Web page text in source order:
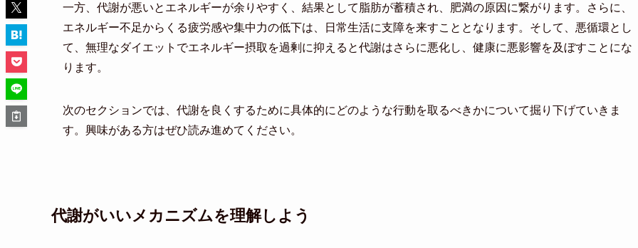
一方、代謝が悪いとエネルギーが余りやすく、結果として脂肪が蓄積され、肥満の原因に繋がります。さらに、
エネルギー不足からくる疲労感や集中力の低下は、日常生活に支障を来すこととなります。そして、悪循環とし
て、無理なダイエットでエネルギー摂取を過剰に抑えると代謝はさらに悪化し、健康に悪影響を及ぼすことにな
ります。
次のセクションでは、代謝を良くするために具体的にどのような行動を取るべきかについて掘り下げていきま
す。興味がある方はぜひ読み進めてください。
代謝がいいメカニズムを理解しよう